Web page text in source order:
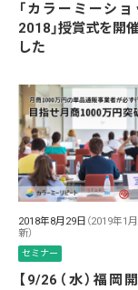
「カラーミーシ
2018」授賞式を開
した
2018年8月29日 （2019年1
新）
セミナー
【9/26（水）福岡